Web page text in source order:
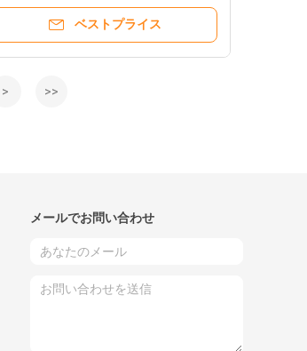
・安定張力
ベストプライス
> >>
メールでお問い合わせ